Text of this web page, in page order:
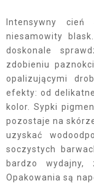
Intensywny
niesamowity
doskonale
zdobieniu
opalizującymi
efekty: od
kolor. Sypki
pozostaje na
uzyskać
soczystych
bardzo wydajny,
Opakowania są